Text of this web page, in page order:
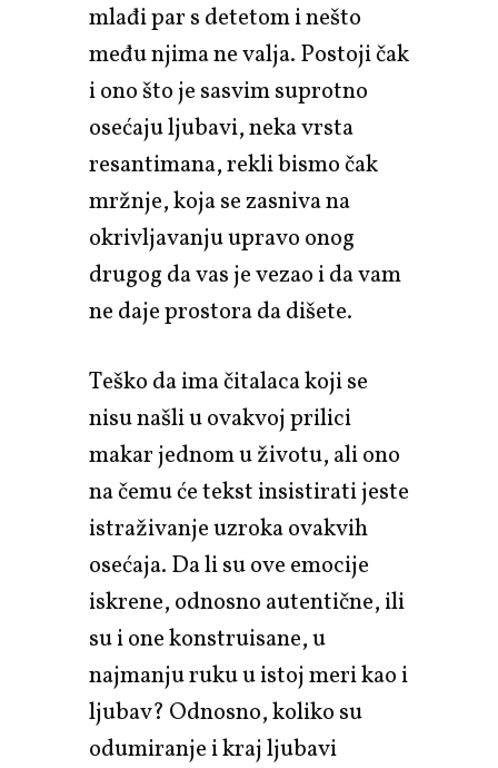
mlađi par s detetom i nešto
među njima ne valja. Postoji čak
i ono što je sasvim suprotno
osećaju ljubavi, neka vrsta
resantimana, rekli bismo čak
mržnje, koja se zasniva na
okrivljavanju upravo onog
drugog da vas je vezao i da vam
ne daje prostora da dišete.
Teško da ima čitalaca koji se
nisu našli u ovakvoj prilici
makar jednom u životu, ali ono
na čemu će tekst insistirati jeste
istraživanje uzroka ovakvih
osećaja. Da li su ove emocije
iskrene, odnosno autentične, ili
su i one konstruisane, u
najmanju ruku u istoj meri kao i
ljubav? Odnosno, koliko su
odumiranje i kraj ljubavi